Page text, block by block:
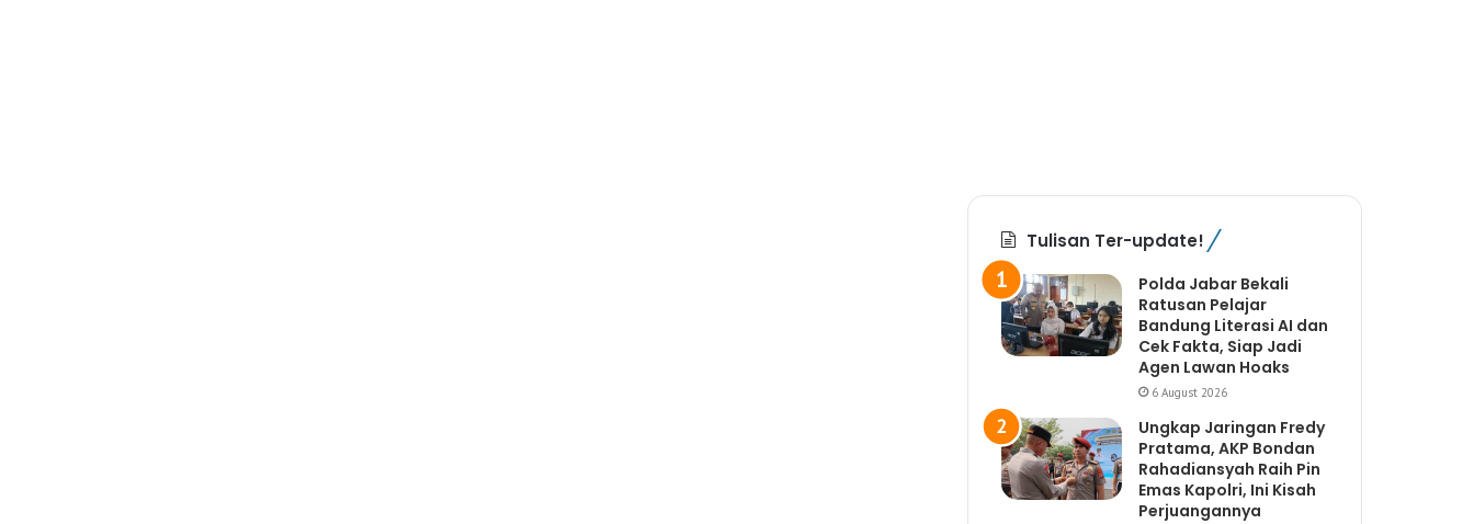
Tulisan Ter-update!
Polda Jabar Bekali
Ratusan Pelajar
Bandung Literasi AI dan
Cek Fakta, Siap Jadi
Agen Lawan Hoaks
6 August 2026
Ungkap Jaringan Fredy
Pratama, AKP Bondan
Rahadiansyah Raih Pin
Emas Kapolri, Ini Kisah
Perjuangannya